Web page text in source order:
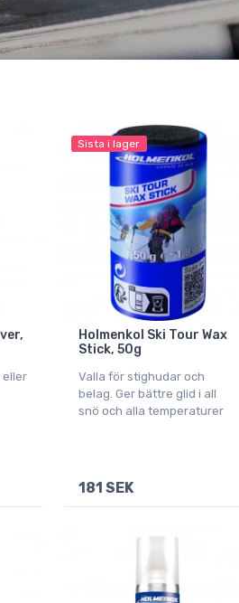
eller
Sista i lager
Holmenkol Ski Tour Wax
Stick, 50g
Valla för stighudar och
belag. Ger bättre glid i all
snö och alla temperaturer
181 SEK